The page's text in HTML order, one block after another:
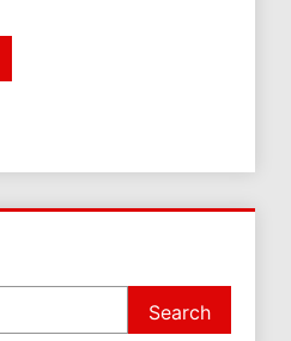
Search